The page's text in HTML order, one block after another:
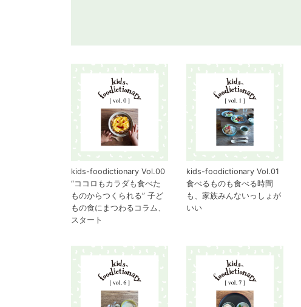
kids-foodictionary Vol.00
“ココロもカラダも食べた
ものからつくられる” 子ど
もの食にまつわるコラム、
スタート
kids-foodictionary Vol.01
食べるものも食べる時間
も、家族みんないっしょが
いい